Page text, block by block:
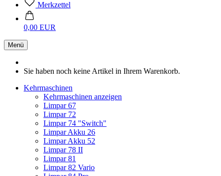
Merkzettel
0,00 EUR
Menü
Sie haben noch keine Artikel in Ihrem Warenkorb.
Kehrmaschinen
Kehrmaschinen anzeigen
Limpar 67
Limpar 72
Limpar 74 "Switch"
Limpar Akku 26
Limpar Akku 52
Limpar 78 II
Limpar 81
Limpar 82 Vario